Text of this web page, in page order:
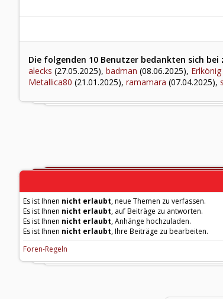
Die folgenden 10 Benutzer bedankten sich bei
alecks (27.05.2025), badman (08.06.2025), Erlkönig
Metallica80 (21.01.2025), ramamara (07.04.2025),
Es ist Ihnen nicht erlaubt, neue Themen zu verfassen.
Es ist Ihnen nicht erlaubt, auf Beiträge zu antworten.
Es ist Ihnen nicht erlaubt, Anhänge hochzuladen.
Es ist Ihnen nicht erlaubt, Ihre Beiträge zu bearbeiten.
Foren-Regeln